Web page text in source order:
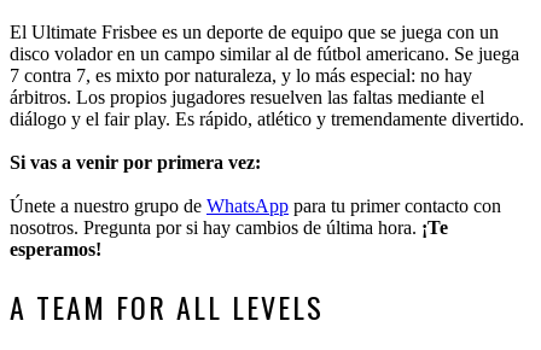
El Ultimate Frisbee es un deporte de equipo que se juega con un
disco volador en un campo similar al de fútbol americano. Se juega
7 contra 7, es mixto por naturaleza, y lo más especial: no hay
árbitros. Los propios jugadores resuelven las faltas mediante el
diálogo y el fair play. Es rápido, atlético y tremendamente divertido.
Si vas a venir por primera vez:
Únete a nuestro grupo de WhatsApp para tu primer contacto con
nosotros. Pregunta por si hay cambios de última hora. ¡Te
esperamos!
A TEAM FOR ALL LEVELS